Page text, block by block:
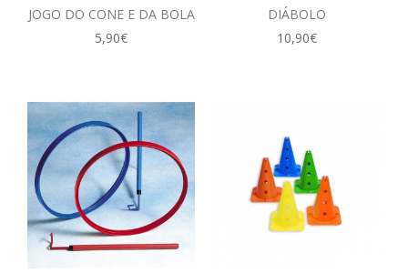
JOGO DO CONE E DA BOLA
5,90€
DIÁBOLO
10,90€